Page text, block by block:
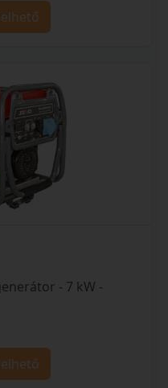
- 7 kW -